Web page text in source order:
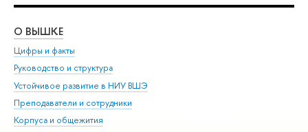
О ВЫШКЕ
Цифры и факты
Руководство и структура
Устойчивое развитие в НИУ ВШЭ
Преподаватели и сотрудники
Корпуса и общежития